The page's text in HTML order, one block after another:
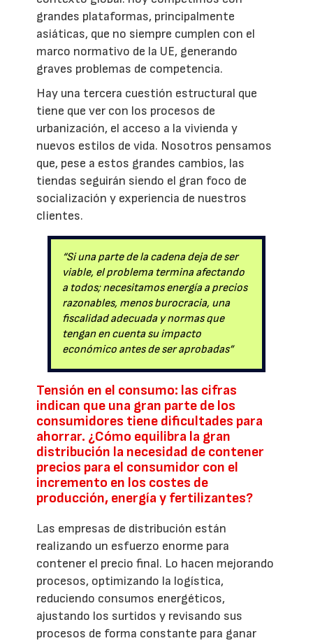
grandes plataformas, principalmente
asiáticas, que no siempre cumplen con el
marco normativo de la UE, generando
graves problemas de competencia.
Hay una tercera cuestión estructural que
tiene que ver con los procesos de
urbanización, el acceso a la vivienda y
nuevos estilos de vida. Nosotros pensamos
que, pese a estos grandes cambios, las
tiendas seguirán siendo el gran foco de
socialización y experiencia de nuestros
clientes.
“Si una parte de la cadena deja de ser
viable, el problema termina afectando
a todos; necesitamos energía a precios
razonables, menos burocracia, una
fiscalidad adecuada y normas que
tengan en cuenta su impacto
económico antes de ser aprobadas”
Tensión en el consumo: las cifras
indican que una gran parte de los
consumidores tiene dificultades para
ahorrar. ¿Cómo equilibra la gran
distribución la necesidad de contener
precios para el consumidor con el
incremento en los costes de
producción, energía y fertilizantes?
Las empresas de distribución están
realizando un esfuerzo enorme para
contener el precio final. Lo hacen mejorando
procesos, optimizando la logística,
reduciendo consumos energéticos,
ajustando los surtidos y revisando sus
procesos de forma constante para ganar